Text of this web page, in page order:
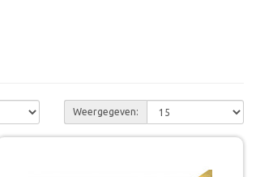
Weergegeven: